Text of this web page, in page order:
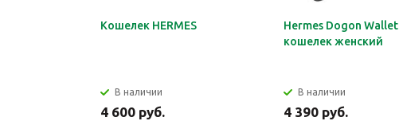
Кошелек HERMES
В наличии
4 600 руб.
Hermes Dogon Wallet
кошелек женский
В наличии
4 390 руб.